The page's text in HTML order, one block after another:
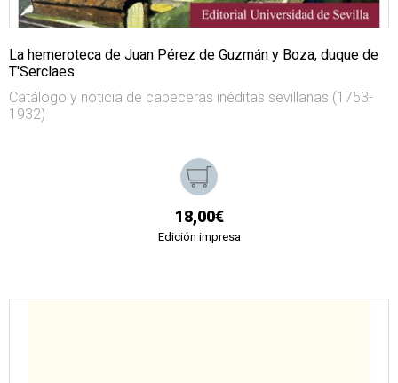
La hemeroteca de Juan Pérez de Guzmán y Boza, duque de
T'Serclaes
Catálogo y noticia de cabeceras inéditas sevillanas (1753-
1932)
18,00€
Edición impresa